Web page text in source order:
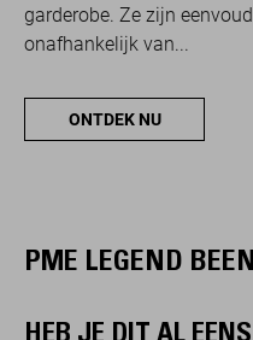
garderobe. Ze zijn
onafhankelijk van...
ONTDEK NU
PME LEGEND